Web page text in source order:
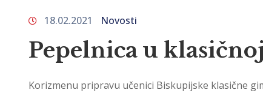
18.02.2021 Novosti
Pepelnica u klasičnoj
Korizmenu pripravu učenici Biskupijske klasične